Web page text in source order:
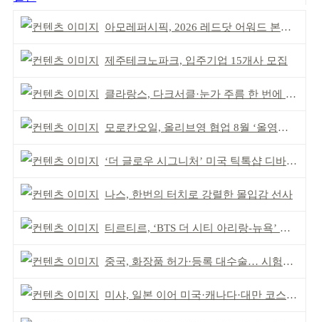
아모레퍼시픽, 2026 레드닷 어워드 본상 2개 수상
제주테크노파크, 입주기업 15개사 모집
클라랑스, 다크서클·눈가 주름 한 번에 더블 케어
모로칸오일, 올리브영 협업 8월 ‘올영픽’ 선정
‘더 글로우 시그니처’ 미국 틱톡샵 디바이스 부문 1위
나스, 한번의 터치로 강렬한 몰입감 선사
티르티르, ‘BTS 더 시티 아리랑-뉴욕’ 참여
중국, 화장품 허가·등록 대수술… 시험자료 공용 허용
미샤, 일본 이어 미국·캐나다·대만 코스트코 동시 입점